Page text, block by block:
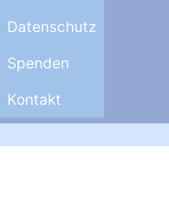
Datenschutz
Spenden
Kontakt